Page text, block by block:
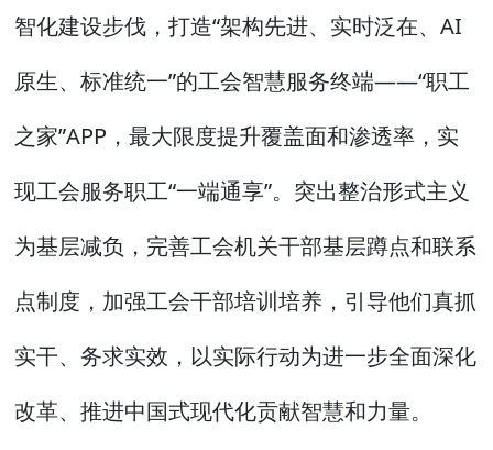
智化建设步伐，打造“架构先进、实时泛在、AI
原生、标准统一”的工会智慧服务终端——“职工
之家”APP，最大限度提升覆盖面和渗透率，实
现工会服务职工“一端通享”。突出整治形式主义
为基层减负，完善工会机关干部基层蹲点和联系
点制度，加强工会干部培训培养，引导他们真抓
实干、务求实效，以实际行动为进一步全面深化
改革、推进中国式现代化贡献智慧和力量。